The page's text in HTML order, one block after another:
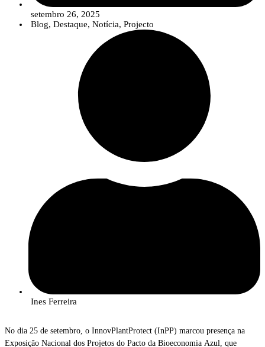
setembro 26, 2025
Blog, Destaque, Notícia, Projecto
Ines Ferreira
No dia 25 de setembro, o InnovPlantProtect (InPP) marcou presença na
Exposição Nacional dos Projetos do Pacto da Bioeconomia Azul, que